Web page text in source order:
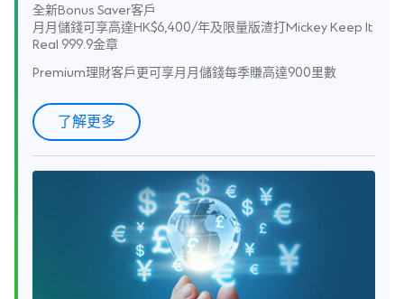
全新Bonus Saver客戶
月月儲錢可享高達HK$6,400/年及限量版渣打Mickey Keep It
Real 999.9金章
Premium理財客戶更可享月月儲錢每季賺高達900里數
了解更多